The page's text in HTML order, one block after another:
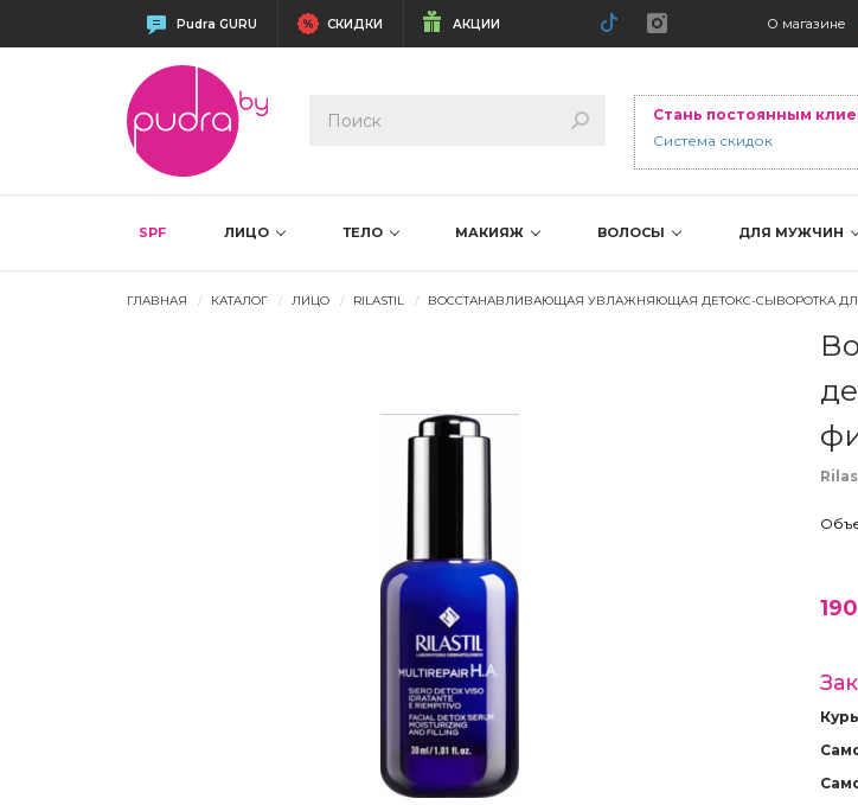
Pudra GURU СКИДКИ АКЦИИ О магазине
Стань постоянным
Система скидок
SPF ЛИЦО ТЕЛО МАКИЯЖ ВОЛОСЫ ДЛЯ МУЖЧИН
ГЛАВНАЯ КАТАЛОГ ЛИЦО RILASTIL ВОССТАНАВЛИВАЮЩАЯ УВЛАЖНЯЮЩАЯ ДЕТОКС-СЫВОРОТКА